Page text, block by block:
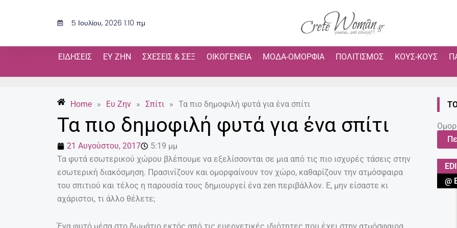
5 Ιουλίου, 2026 1:10 πμ
ΕΙΔΉΣΕΙΣ ΕΥ ΖΗΝ ΣΧΈΣΕΙΣ & ΣΕΞ ΟΙΚΟΓΈΝΕΙΑ ΜΌΔΑ-ΟΜΟΡΦΙΆ ΠΟΛΙΤΙΣΜΌΣ ΚΟΥΣ-ΚΟΥΣ
Home » Ευ Ζην » Σπίτι » Τα πιο δημοφιλή φυτά για ένα σπίτι
Τα πιο δημοφιλή φυτά για ένα σπίτι
21 Αυγούστου, 2017
5:19 μμ
Τα φυτά εσωτερικού χώρου βλέπουμε να εξελίσσονται σε μια από τις πιο ισχυρές τάσεις στην
εσωτερική διακόσμηση. Πρασινίζουν και ομορφαίνουν τον χώρο, καθαρίζουν την ατμόσφαιρα
του σπιτιού και τέλος η παρουσία τους δημιουργεί ένα zen περιβάλλον. Ε, μην είσαστε κι
αχάριστοι, τι άλλο θέλετε;
Ένα φυτό μέσα στο δωμάτιο εκτός από τις ευεργετικές ιδιότητες που έχει στην ατμόσφαιρα
@